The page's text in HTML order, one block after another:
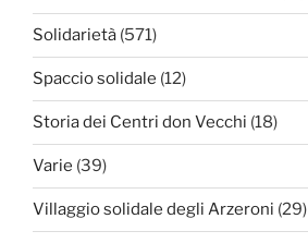
Solidarietà (571)
Spaccio solidale (12)
Storia dei Centri don Vecchi (18)
Varie (39)
Villaggio solidale degli Arzeroni (29)